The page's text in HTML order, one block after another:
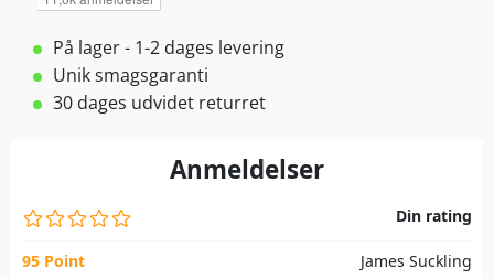
På lager - 1-2 dages levering
Unik smagsgaranti
30 dages udvidet returret
Anmeldelser
Din rating
95 Point
James Suckling